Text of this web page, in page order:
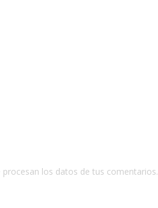
procesan los datos de tus comentarios.